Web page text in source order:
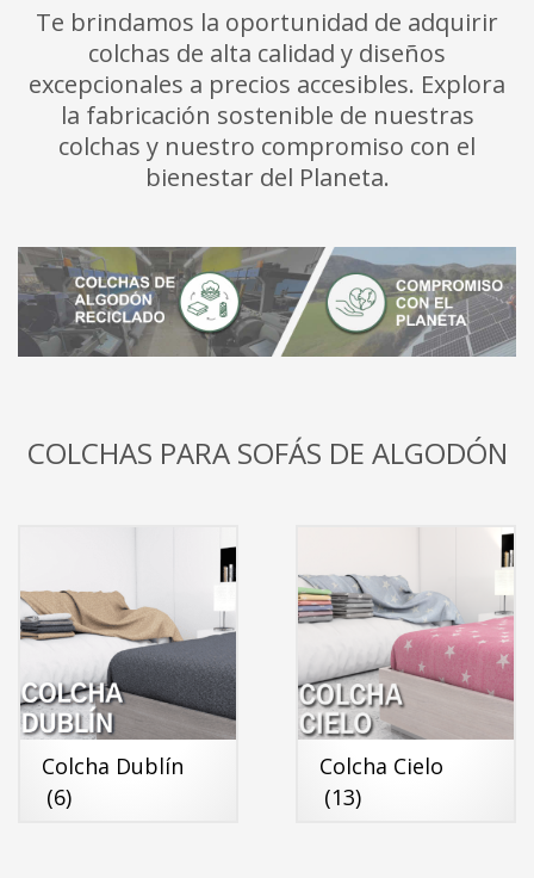
Te brindamos la oportunidad de adquirir
colchas de alta calidad y diseños
excepcionales a precios accesibles. Explora
la fabricación sostenible de nuestras
colchas y nuestro compromiso con el
bienestar del Planeta.
COLCHAS PARA SOFÁS DE ALGODÓN
Colcha Dublín
(6)
Colcha Cielo
(13)